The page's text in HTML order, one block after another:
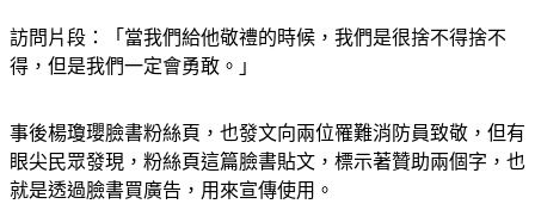
得，但是我們一定會勇敢。」
眼尖民眾發現，粉絲頁這篇臉書貼文，標示著贊助兩個字，也
就是透過臉書買廣告，用來宣傳使用。